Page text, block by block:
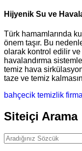
Hijyenik Su ve
Türk hamamlarında
önem taşır. Bu
olarak kontrol edilir ve
havalandırma
temiz hava
taze ve temiz
bahçecik temizlik
Siteiçi Arama